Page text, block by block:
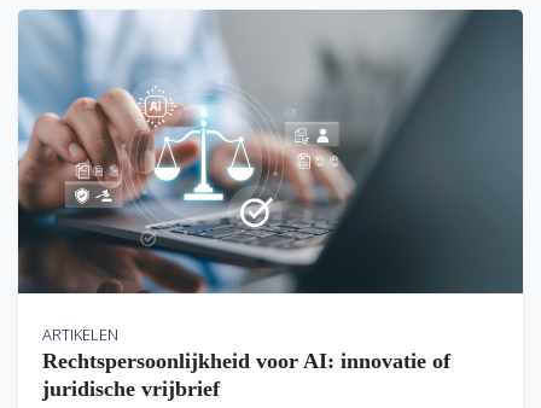
ARTIKELEN
Rechtspersoonlijkheid voor AI: innovatie of
juridische vrijbrief